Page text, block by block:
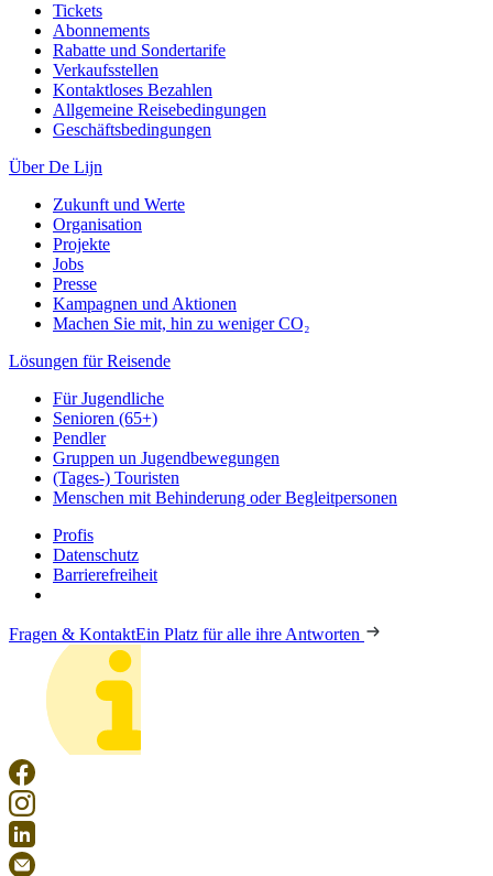
Tickets
Abonnements
Rabatte und Sondertarife
Verkaufsstellen
Kontaktloses Bezahlen
Allgemeine Reisebedingungen
Geschäftsbedingungen
Über De Lijn
Zukunft und Werte
Organisation
Projekte
Jobs
Presse
Kampagnen und Aktionen
Machen Sie mit, hin zu weniger CO₂
Lösungen für Reisende
Für Jugendliche
Senioren (65+)
Pendler
Gruppen un Jugendbewegungen
(Tages-) Touristen
Menschen mit Behinderung oder Begleitpersonen
Profis
Datenschutz
Barrierefreiheit
Fragen & KontaktEin Platz für alle ihre Antworten